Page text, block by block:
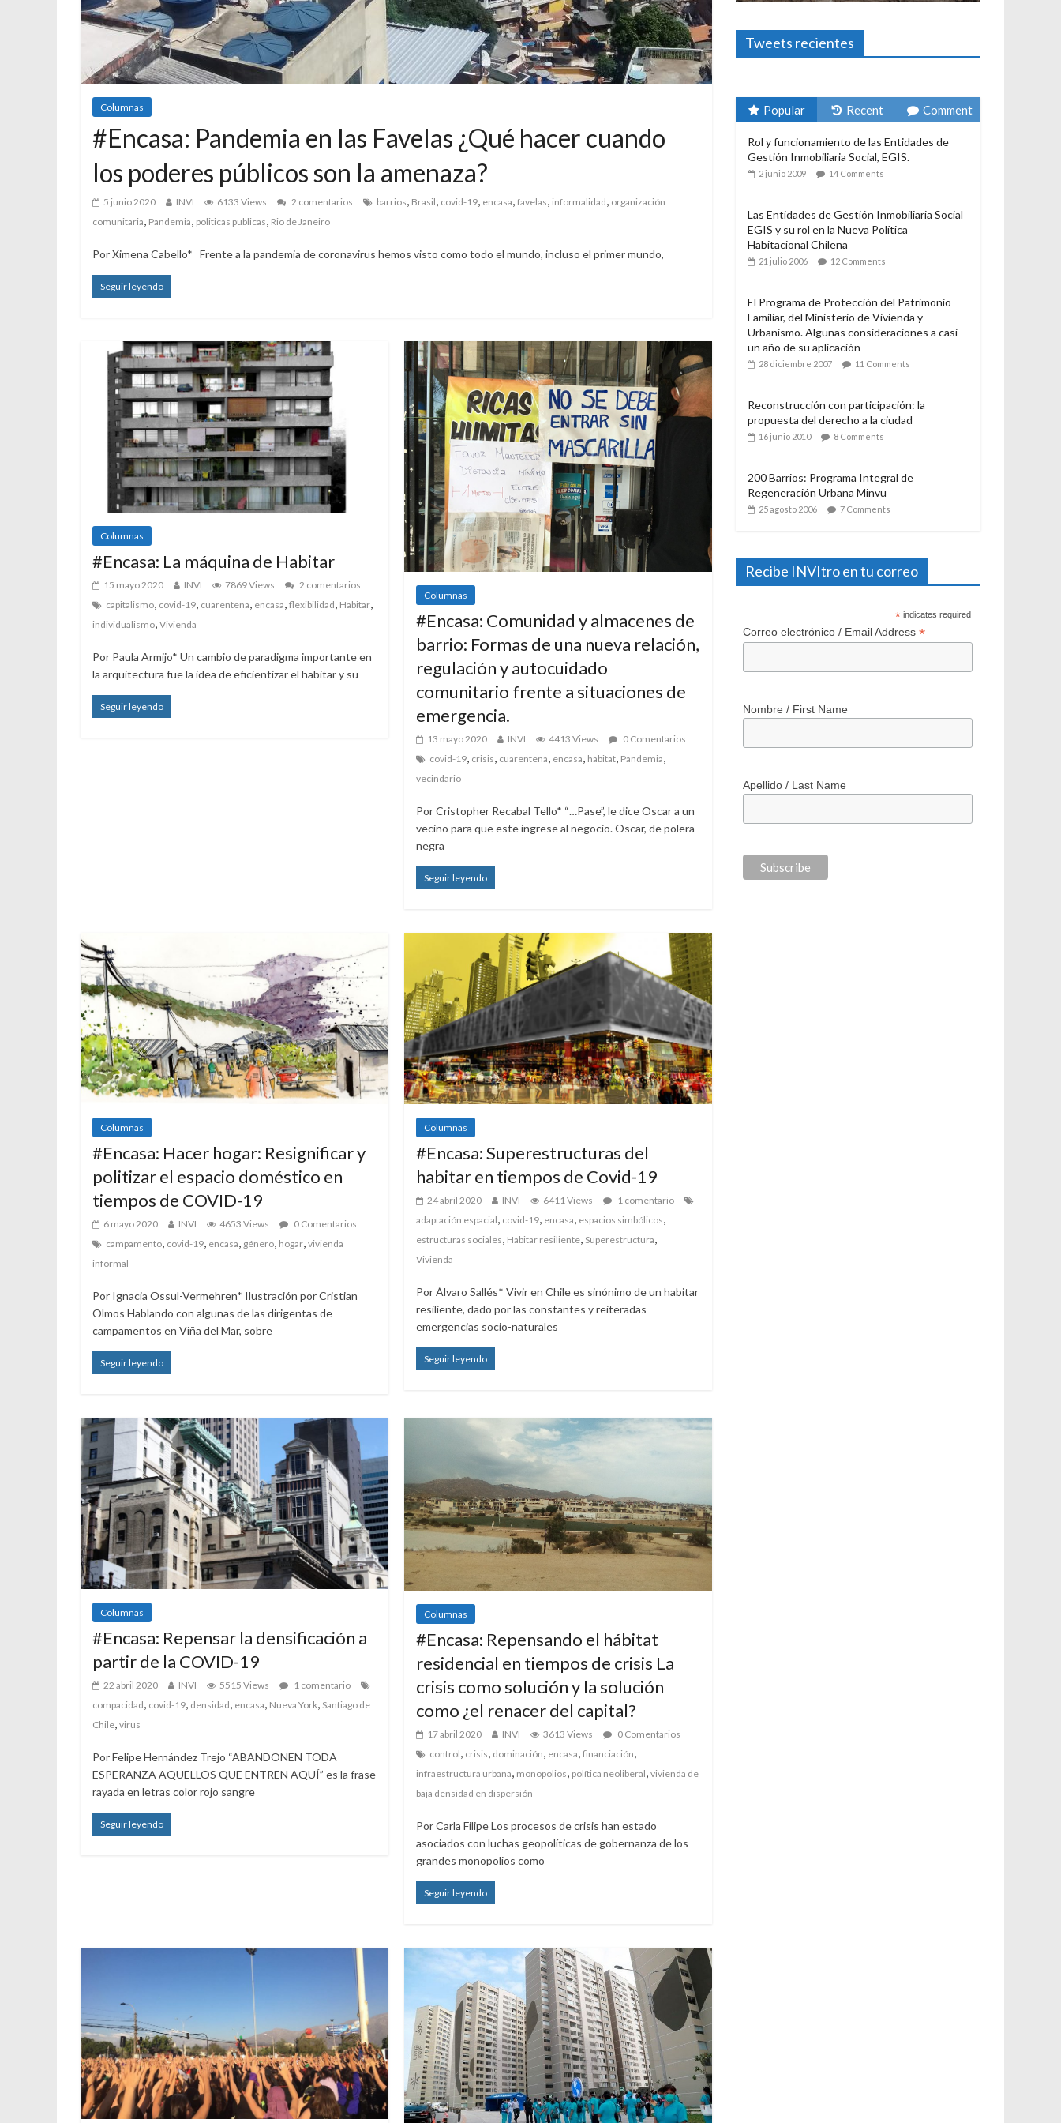
Columnas
#Encasa: Pandemia en las Favelas ¿Qué hacer cuando
los poderes públicos son la amenaza?
5 junio 2020 INVI 6133 Views 2 comentarios barrios, Brasil, covid-19, encasa, favelas, informalidad, organización
comunitaria, Pandemia, politicas publicas, Rio de Janeiro
Por Ximena Cabello* Frente a la pandemia de coronavirus hemos visto como todo el mundo, incluso el primer mundo,
Seguir leyendo
Columnas
#Encasa: La máquina de Habitar
15 mayo 2020 INVI 7869 Views
2 comentarios
capitalismo covid-19 cuarentena encasa flexibilidad Habitar
individualismo Vivienda
Por Paula Armijo* Un cambio de paradigma importante en
la arquitectura fue la idea de eficientizar el habitar y su
Seguir leyendo
Columnas
#Encasa: Comunidad y almacenes de
barrio: Formas de una nueva relación,
regulación y autocuidado
comunitario frente a situaciones de
emergencia.
13 mayo 2020 INVI 4413 Views
0 Comentarios
covid-19, crisis, cuarentena, encasa, habitat, Pandemia,
vecindario
Por Cristopher Recabal Tello* “…Pase”, le dice Oscar a un
vecino para que este ingrese al negocio. Oscar, de polera
negra
Seguir leyendo
Columnas
#Encasa: Hacer hogar: Resignificar y
politizar el espacio doméstico en
tiempos de COVID-19
6 mayo 2020 INVI 4653 Views
0 Comentarios
campamento, covid-19, encasa, género, hogar, vivienda
informal
Por Ignacia Ossul-Vermehren* Ilustración por Cristian
Olmos Hablando con algunas de las dirigentas de
campamentos en Viña del Mar, sobre
Seguir leyendo
Columnas
#Encasa: Superestructuras del
habitar en tiempos de Covid-19
24 abril 2020 INVI 6411 Views
1 comentario
adaptación espacial, covid-19, encasa, espacios simbólicos,
estructuras sociales, Habitar resiliente, Superestructura,
Vivienda
Por Álvaro Sallés* Vivir en Chile es sinónimo de un habitar
resiliente, dado por las constantes y reiteradas
emergencias socio-naturales
Seguir leyendo
Columnas
#Encasa: Repensar la densificación a
partir de la COVID-19
22 abril 2020 INVI 5515 Views
1 comentario
compacidad covid-19 densidad encasa Nueva York Santiago de
Chile virus
Por Felipe Hernández Trejo “ABANDONEN TODA
ESPERANZA AQUELLOS QUE ENTREN AQUÍ” es la frase
rayada en letras color rojo sangre
Seguir leyendo
Columnas
#Encasa: Repensando el hábitat
residencial en tiempos de crisis La
crisis como solución y la solución
como ¿el renacer del capital?
17 abril 2020 INVI 3613 Views
0 Comentarios
control, crisis, dominación, encasa,financiación,
infraestructura urbana, monopolios, política neoliberal,vivienda de
baja densidad en dispersión
Por Carla Filipe Los procesos de crisis han estado
asociados con luchas geopolíticas de gobernanza de los
grandes monopolios como
Seguir leyendo
Foto-ensayos
Tweets recientes
Popular Recent Comment
Rol y funcionamiento de las Entidades de
Gestión Inmobiliaria Social, EGIS.
Las Entidades de Gestión Inmobiliaria Social
EGIS y su rol en la Nueva Política
Habitacional Chilena
21 julio 2006 12 Comments
El Programa de Protección del Patrimonio
Familiar, del Ministerio de Vivienda y
Urbanismo. Algunas consideraciones a casi
28 diciembre 2007 11 Comments
Reconstrucción con participación: la
200 Barrios: Programa Integral de